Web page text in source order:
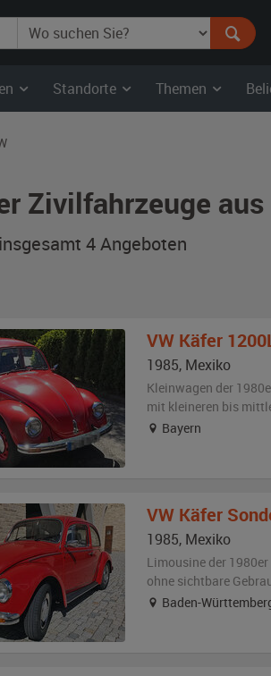
Standorte Themen
Zivilfahrzeuge
4Angeboten
VW Käfer
1985, Mexiko
Kleinwagen der
mit kleineren bis
Bayern
VW Käfer
1985, Mexiko
Limousine der 1980er
ohne sichtbare
Baden-